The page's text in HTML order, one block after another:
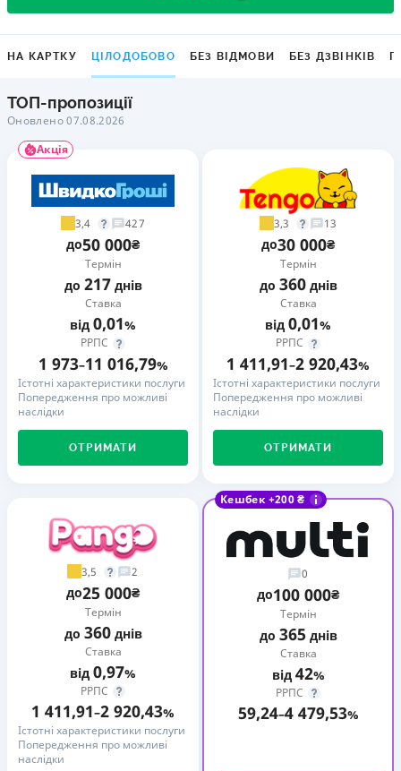
НА КАРТКУ ЦІЛОДОБОВО БЕЗ ВІДМОВИ БЕЗ ДЗВІНКІВ
ТОП-пропозиції
Оновлено 07.08.2026
Акція
3,4 427
до50 000₴
Термін
до 217днів
Ставка
від 0,01%
РРПС
1 973–11 016,79%
Істотні характеристики послуги
Попередження про можливі
наслідки
ОТРИМАТИ
3,3 13
до30 000₴
Термін
до 360днів
Ставка
від 0,01%
РРПС
1 411,91–2 920,43%
Істотні характеристики послуги
Попередження про можливі
наслідки
ОТРИМАТИ
3,5 2
до25 000₴
Термін
до 360днів
Ставка
від 0,97%
РРПС
1 411,91–2 920,43%
Істотні характеристики послуги
Попередження про можливі
наслідки
Кешбек +200 ₴
0
до100 000₴
Термін
до 365днів
Ставка
від 42%
РРПС
59,24–4 479,53%